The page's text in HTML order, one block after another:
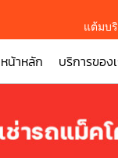
แต้มบ
หน้าหลัก บริการของ